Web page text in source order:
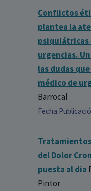
Conflictos
plantea la
psiquiátricas
urgencias.
las dudas
médico de
Barrocal
Fecha
del Dolor
puesta al dia
Pintor